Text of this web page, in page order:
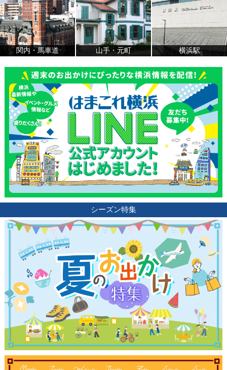
関内・馬車道 山手・元町 横浜駅
シーズン特集